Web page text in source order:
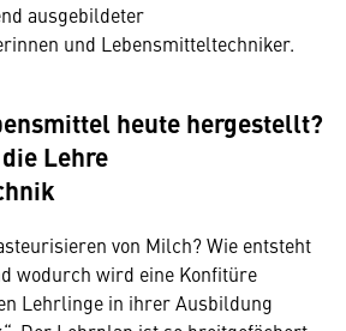
ausgebildeter
und Lebensmitteltechniker.
heute hergestellt?
Lehre
von Milch? Wie entsteht
wodurch wird eine Konfitüre
Lehrlinge in ihrer Ausbildung